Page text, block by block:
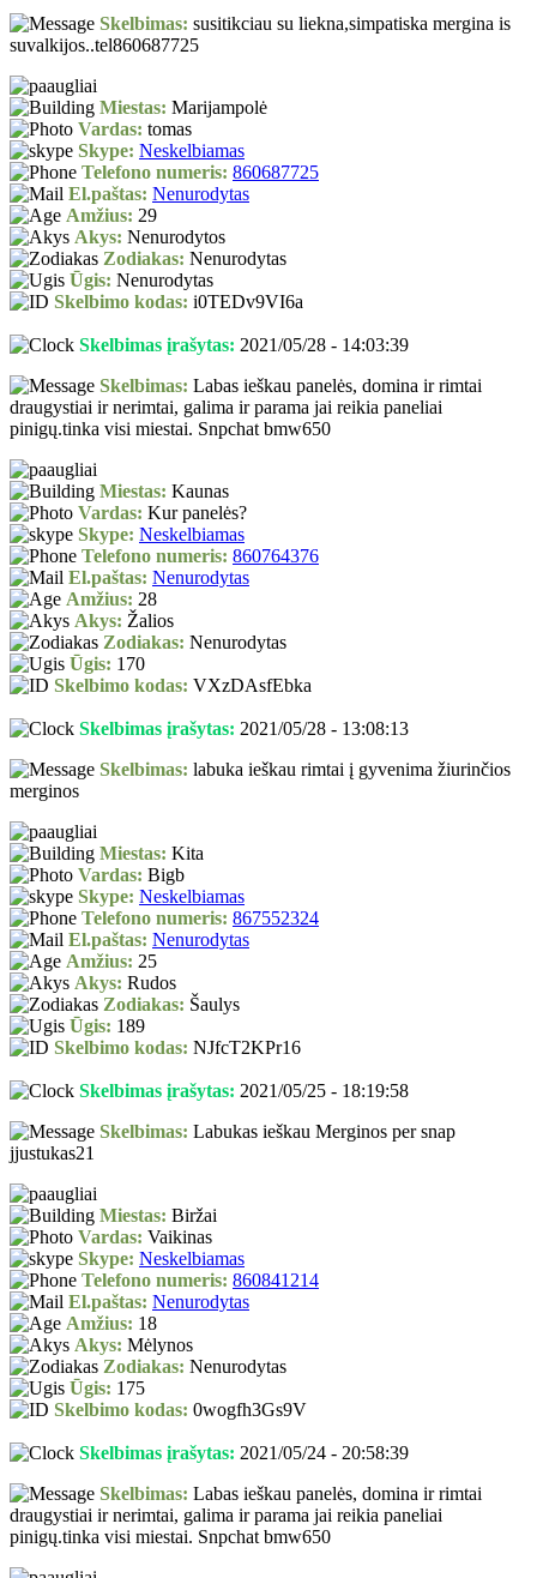
Skelbimas: susitikciau su liekna,simpatiska mergina is
suvalkijos..tel860687725
Miestas: Marijampolė
Vardas: tomas
Skype: Neskelbiamas
Telefono numeris: 860687725
El.paštas: Nenurodytas
Amžius: 29
Akys: Nenurodytos
Zodiakas: Nenurodytas
Ūgis: Nenurodytas
Skelbimo kodas: i0TEDv9VI6a
Skelbimas įrašytas: 2021/05/28 - 14:03:39
Skelbimas: Labas ieškau panelės, domina ir rimtai
draugystiai ir nerimtai, galima ir parama jai reikia paneliai
pinigų.tinka visi miestai. Snpchat bmw650
Miestas: Kaunas
Vardas: Kur panelės?
Skype: Neskelbiamas
Telefono numeris: 860764376
El.paštas: Nenurodytas
Amžius: 28
Akys: Žalios
Zodiakas: Nenurodytas
Ūgis: 170
Skelbimo kodas: VXzDAsfEbka
Skelbimas įrašytas: 2021/05/28 - 13:08:13
Skelbimas: labuka ieškau rimtai į gyvenima žiurinčios
merginos
Miestas: Kita
Vardas: Bigb
Skype: Neskelbiamas
Telefono numeris: 867552324
El.paštas: Nenurodytas
Amžius: 25
Akys: Rudos
Zodiakas: Šaulys
Ūgis: 189
Skelbimo kodas: NJfcT2KPr16
Skelbimas įrašytas: 2021/05/25 - 18:19:58
Skelbimas: Labukas ieškau Merginos per snap
jjustukas21
Miestas: Biržai
Vardas: Vaikinas
Skype: Neskelbiamas
Telefono numeris: 860841214
El.paštas: Nenurodytas
Amžius: 18
Akys: Mėlynos
Zodiakas: Nenurodytas
Ūgis: 175
Skelbimo kodas: 0wogfh3Gs9V
Skelbimas įrašytas: 2021/05/24 - 20:58:39
Skelbimas: Labas ieškau panelės, domina ir rimtai
draugystiai ir nerimtai, galima ir parama jai reikia paneliai
pinigų.tinka visi miestai. Snpchat bmw650